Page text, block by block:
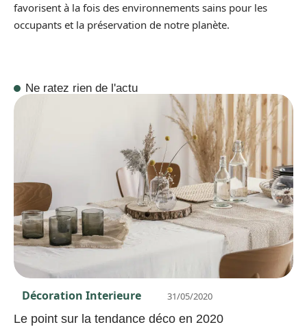
favorisent à la fois des environnements sains pour les
occupants et la préservation de notre planète.
Ne ratez rien de l'actu
Décoration Interieure 31/05/2020
Le point sur la tendance déco en 2020